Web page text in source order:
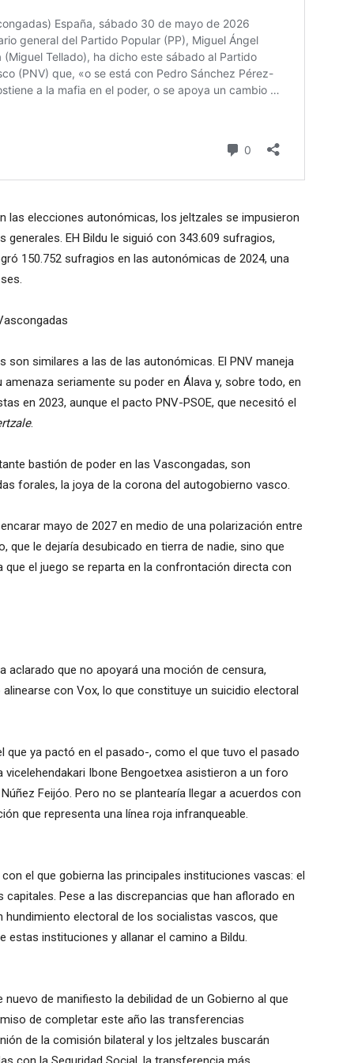
las elecciones autonómicas, los jeltzales se impusieron
EH Bildu le siguió con 343.609 sufragios,
150.752 sufragios en las autonómicas de 2024, una
similares a las de las autonómicas. El PNV maneja
seriamente su poder en Álava y, sobre todo, en
en 2023, aunque el pacto PNV-PSOE, que necesitó el
.
bastión de poder en las Vascongadas, son
forales, la joya de la corona del autogobierno vasco.
mayo de 2027 en medio de una polarización entre
que le dejaría desubicado en tierra de nadie, sino que
que el juego se reparta en la confrontación directa con
aclarado que no apoyará una moción de censura,
con Vox, lo que constituye un suicidio electoral
que ya pactó en el pasado-, como el que tuvo el pasado
Ibone Bengoetxea asistieron a un foro
Feijóo. Pero no se plantearía llegar a acuerdos con
que representa una línea roja infranqueable.
el que gobierna las principales instituciones vascas: el
Pese a las discrepancias que han aflorado en
electoral de los socialistas vascos, que
estas instituciones y allanar el camino a Bildu.
de manifiesto la debilidad de un Gobierno al que
de completar este año las transferencias
de la comisión bilateral y los jeltzales buscarán